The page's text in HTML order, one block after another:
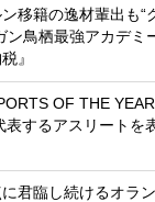
ン移籍の逸材輩出も“
ン鳥栖最強アカデミ
』
OF THE
表するアスリートを
君臨し続けるオラ